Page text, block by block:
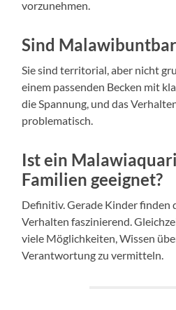
vorzunehmen.
Sind
Sie sind territorial, aber nicht
einem passenden Becken mit
die Spannung, und das
problematisch.
Ist ein
Familien geeignet?
Definitiv. Gerade Kinder finden
Verhalten faszinierend.
viele Möglichkeiten, Wissen
Verantwortung zu vermitteln.